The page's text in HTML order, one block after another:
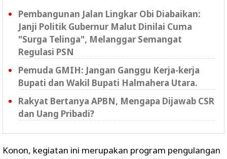
Pembangunan Jalan Lingkar Obi Diabaikan:
Janji Politik Gubernur Malut Dinilai Cuma
"Surga Telinga", Melanggar Semangat
Regulasi PSN ‎
Pemuda GMIH: Jangan Ganggu Kerja-kerja
Bupati dan Wakil Bupati Halmahera Utara.
Rakyat Bertanya APBN, Mengapa Dijawab CSR
dan Uang Pribadi?
Konon, kegiatan ini merupakan program pengulangan